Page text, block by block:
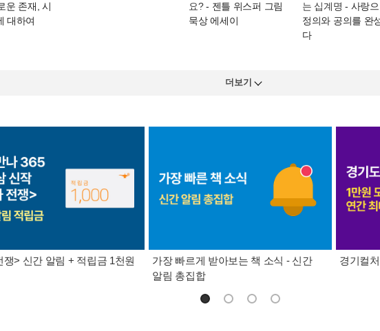
운 존재, 시
대하여
요?- 젠틀 위스퍼 그림
묵상 에세이
는 십계명 - 사랑
정의와 공의를 완
다
더보기
쟁> 신간 알림 + 적립금 1천원
가장 빠르게 받아보는 책 소식 - 신간
알림 총집합
경기컬